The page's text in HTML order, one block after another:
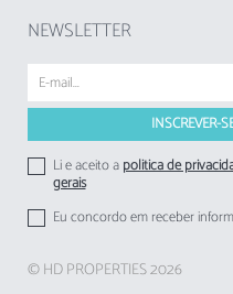
alojamento
A Taxa Municipal
desde1 de novembro
pelos
estabelecimentos de
respetivos hóspedes
NEWSLETTER
Li e aceito apolitica de
gerais
Eu concordo em receber
© HD PROPERTIES 2026